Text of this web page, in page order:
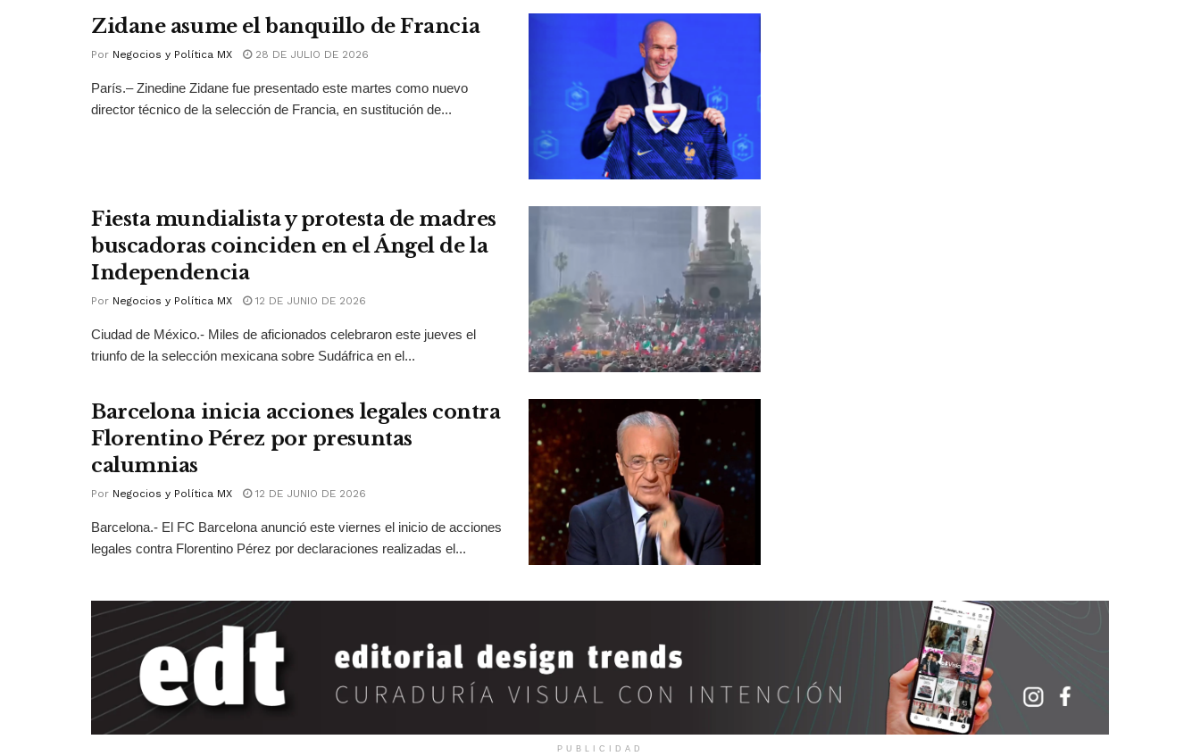
Zidane asume el banquillo de Francia
Por Negocios y Política MX 28 DE JULIO DE 2026
París.– Zinedine Zidane fue presentado este martes como nuevo
director técnico de la selección de Francia, en sustitución de...
Fiesta mundialista y protesta de madres
buscadoras coinciden en el Ángel de la
Independencia
Por Negocios y Política MX 12 DE JUNIO DE 2026
Ciudad de México.- Miles de aficionados celebraron este jueves el
triunfo de la selección mexicana sobre Sudáfrica en el...
Barcelona inicia acciones legales contra
Florentino Pérez por presuntas
calumnias
Por Negocios y Política MX 12 DE JUNIO DE 2026
Barcelona.- El FC Barcelona anunció este viernes el inicio de acciones
legales contra Florentino Pérez por declaraciones realizadas el...
PUBLICIDAD